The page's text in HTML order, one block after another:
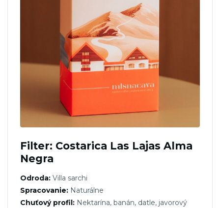
Filter: Costarica Las Lajas Alma
Negra
Odroda: Villa sarchi
Spracovanie: Naturálne
Chuťový profil: Nektarína, banán, datle, javorový